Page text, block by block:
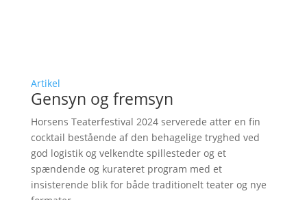
Artikel
Gensyn og fremsyn
Horsens Teaterfestival 2024 serverede atter en fin
cocktail bestående af den behagelige tryghed ved
god logistik og velkendte spillesteder og et
spændende og kurateret program med et
insisterende blik for både traditionelt teater og nye